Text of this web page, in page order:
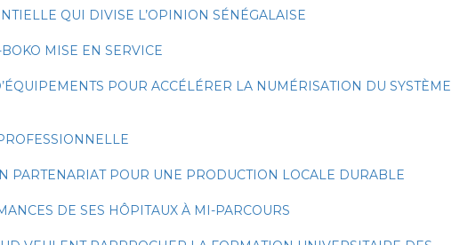
QUI DIVISE L’OPINION SÉNÉGALAISE
MISE EN SERVICE
POUR ACCÉLÉRER LA NUMÉRISATION DU SYSTÈME
PARTENARIAT POUR UNE PRODUCTION LOCALE DURABLE
DE SES HÔPITAUX À MI-PARCOURS